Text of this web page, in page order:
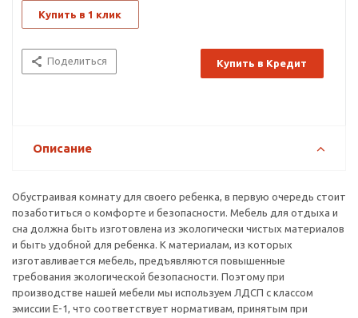
Купить в 1 клик
Поделиться Купить в Кредит
Описание
Обустраивая комнату для своего ребенка, в первую очередь стоит
позаботиться о комфорте и безопасности. Мебель для отдыха и
сна должна быть изготовлена из экологически чистых материалов
и быть удобной для ребенка. К материалам, из которых
изготавливается мебель, предъявляются повышенные
требования экологической безопасности. Поэтому при
производстве нашей мебели мы используем ЛДСП с классом
эмиссии Е-1, что соответствует нормативам, принятым при